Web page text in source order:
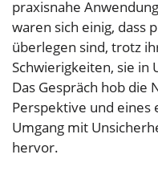
praxisnahe
waren sich einig, dass
überlegen sind, trotz
Schwierigkeiten, sie in
Das Gespräch hob
Perspektive und eines
Umgang mit
hervor.